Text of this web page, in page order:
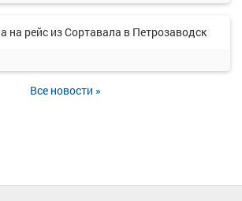
на рейс из Сортавала в Петрозаводск
Все новости »